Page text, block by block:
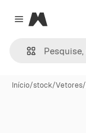
Close menu
Magnific
Início/stock/Vetores/